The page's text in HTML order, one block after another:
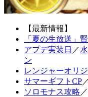
【最新情報】
「夏の生放送」
アプデ実装日 ／
ン
レンジャーオリ
サマーギフトCP
ソロモナス攻略 ／